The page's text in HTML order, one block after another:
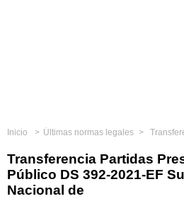
Inicio Últimas normas legales Transferencia
Transferencia Partidas
Público DS 392-2021-EF
Nacional de